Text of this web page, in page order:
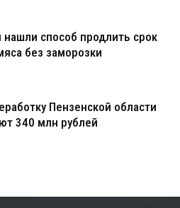
нашли способ продлить срок
без заморозки
Пензенской области
340 млн рублей